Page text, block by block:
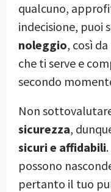
qualcuno,
indecisione, puoi
noleggio, così
che ti serve e
secondo
Non
sicurezza,
sicuri e affidabili
possono
pertanto il tuo